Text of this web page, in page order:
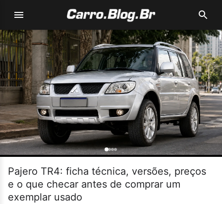
Pajero TR4: ficha técnica, versões, preços
e o que checar antes de comprar um
exemplar usado